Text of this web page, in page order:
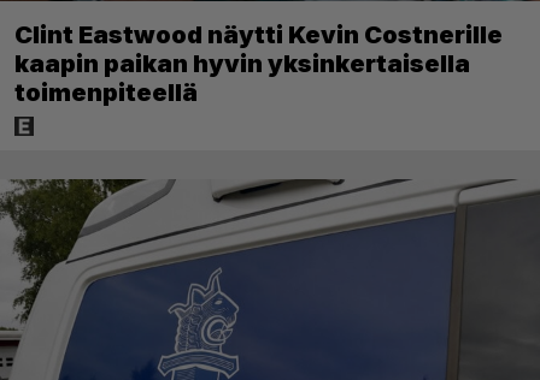
Clint Eastwood näytti Kevin Costnerille
kaapin paikan hyvin yksinkertaisella
toimenpiteellä